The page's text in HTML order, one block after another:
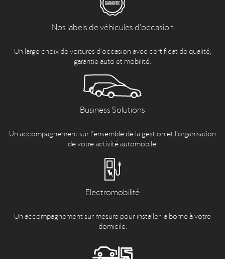
Nos labels de véhicules d'occasion
Un large choix de voitures d’occasion avec certificat de qualité,
garantie auto et mobilité.
Business Solutions
Un accompagnement sur l’ensemble de la gestion et l’organisation
de votre activité automobile.
Electromobilité
Un accompagnement sur mesure pour installer la borne à votre
domicile.